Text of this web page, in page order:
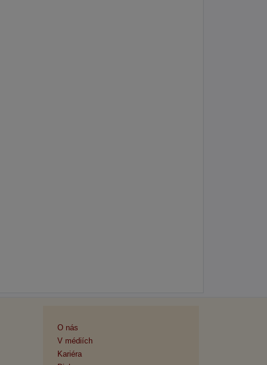
O nás
V médiích
Kariéra